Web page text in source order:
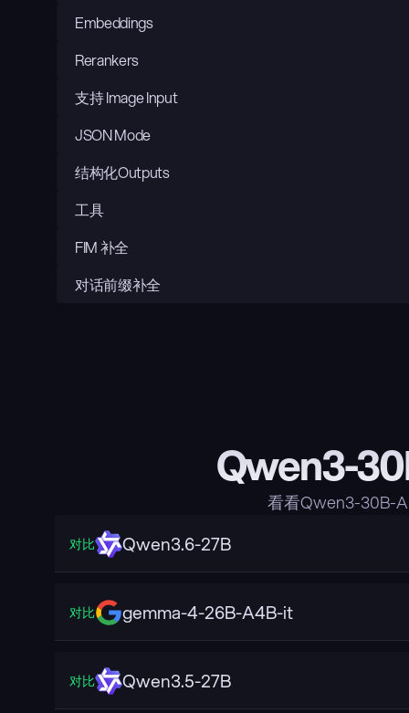
Embeddings
Rerankers
支持 Image Input
JSON Mode
结构化Outputs
工具
FIM 补全
对话前缀补全
Qwen3-
看看Qwen3-30B-
对比 Qwen3.6-27B
对比 gemma-4-26B-A4B-it
对比 Qwen3.5-27B